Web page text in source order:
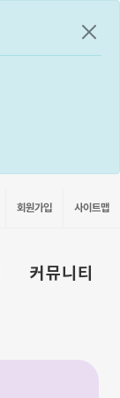
공지
회원가입 사이트맵
커뮤니티